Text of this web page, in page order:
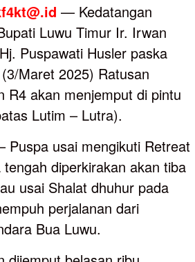
— Kedatangan
Luwu Timur Ir. Irwan
Puspawati Husler paska
Maret 2025) Ratusan
R4 akan menjemput di pintu
Lutim – Lutra).
Puspa usai mengikuti Retreat
diperkirakan akan tiba
usai Shalat dhuhur pada
perjalanan dari
Bua Luwu.